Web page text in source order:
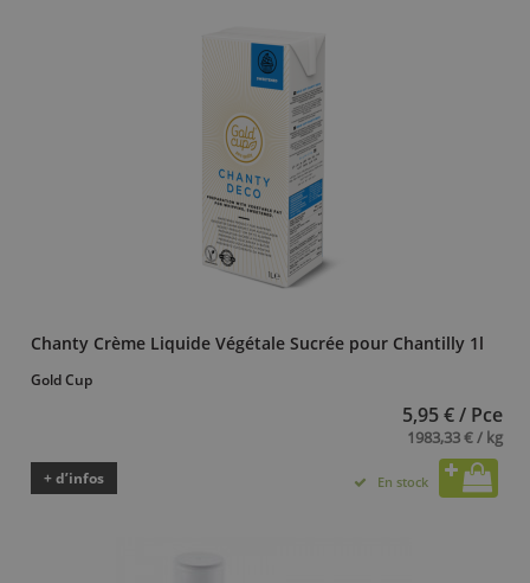
Chanty Crème Liquide Végétale Sucrée pour Chantilly 1l
Gold Cup
5,95 € / Pce
1983,33 € / kg
+ d’infos En stock